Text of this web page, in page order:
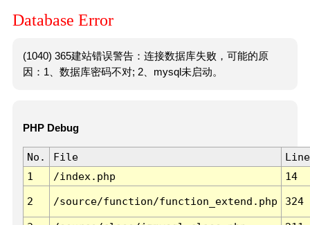
Database Error
(1040) 365建站错误警告：连接数据库失败，可能的原
因：1、数据库密码不对; 2、mysql未启动。
PHP Debug
No. File
Line
1
/index.php 14
2 /source/function/function_extend.php 324